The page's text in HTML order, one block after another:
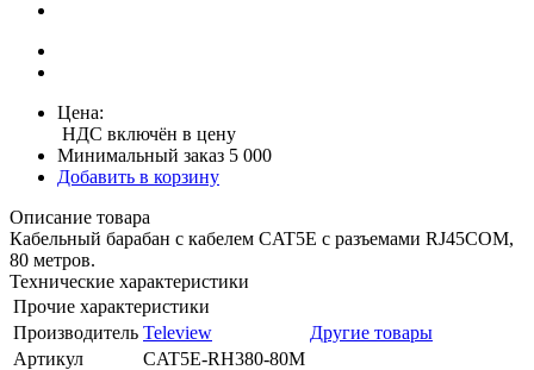
Цена:
НДС включён в цену
Минимальный заказ 5 000
Добавить в корзину
Описание товара
Кабельный барабан с кабелем CAT5E с разъемами RJ45COM,
80 метров.
Технические характеристики
Прочие характеристики
Производитель Teleview
Другие товары
Артикул
CAT5E-RH380-80M